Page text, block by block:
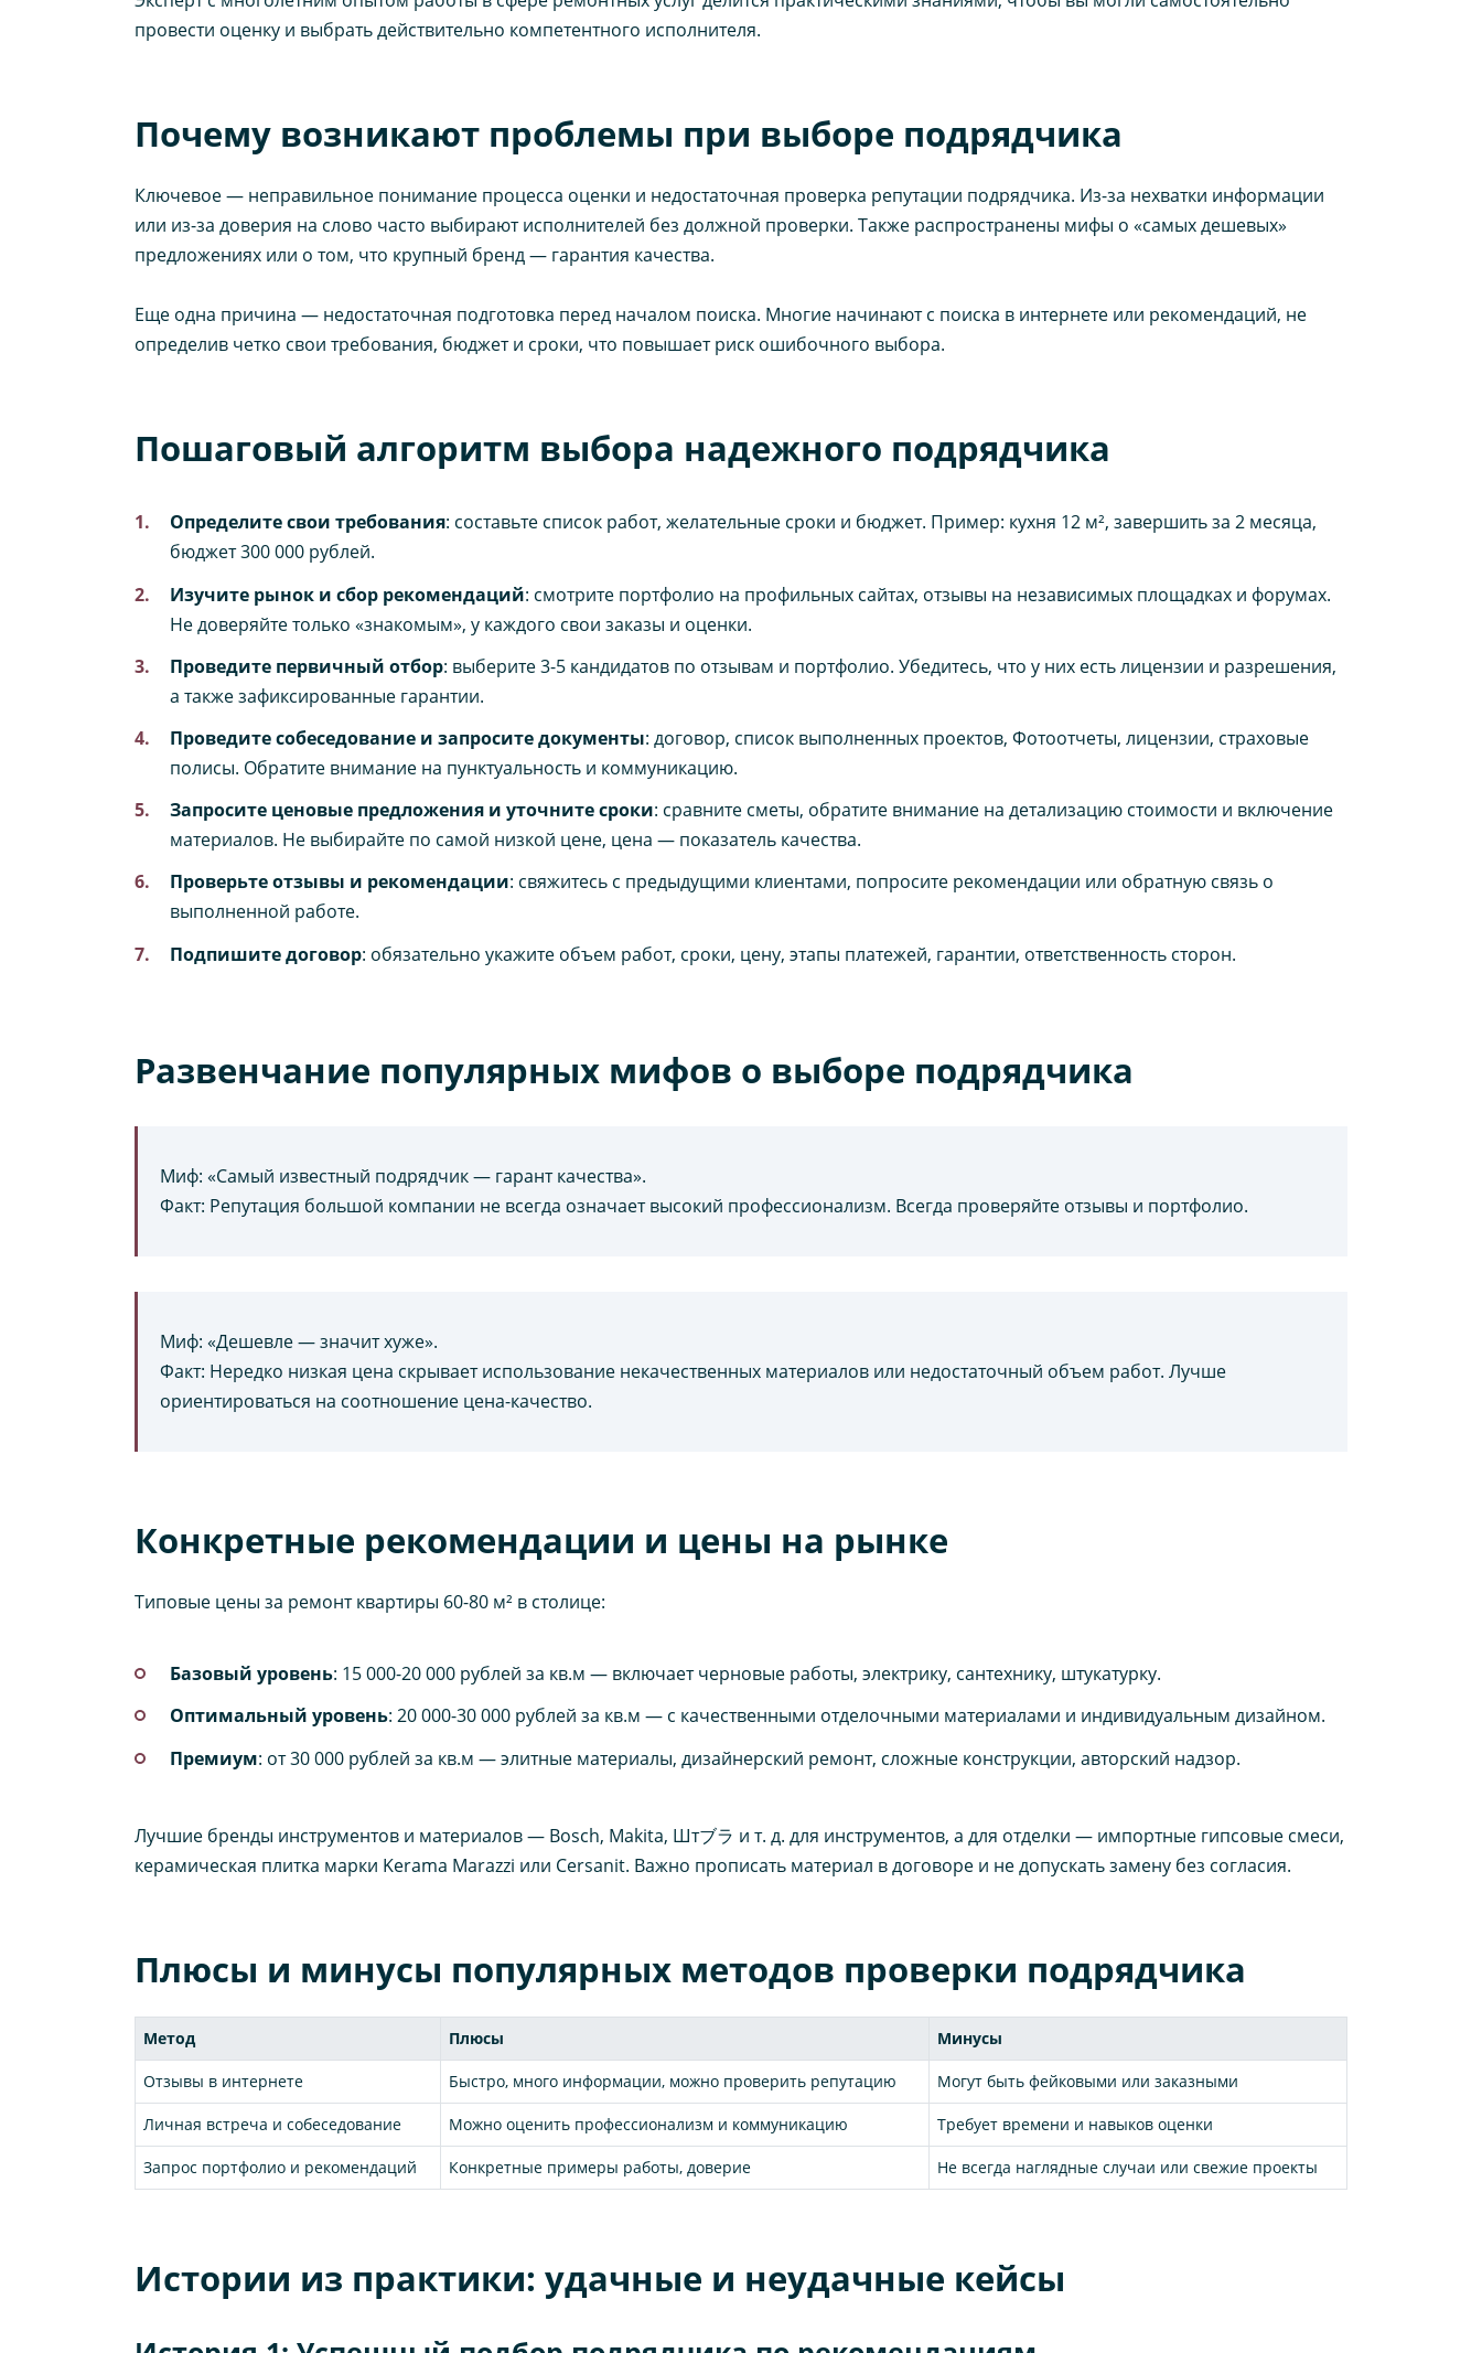
провести оценку и выбрать действительно компетентного исполнителя.
Почему возникают проблемы при выборе подрядчика
Ключевое — неправильное понимание процесса оценки и недостаточная проверка репутации подрядчика. Из-за нехватки информации
или из-за доверия на слово часто выбирают исполнителей без должной проверки. Также распространены мифы о «самых дешевых»
предложениях или о том, что крупный бренд — гарантия качества.
Еще одна причина — недостаточная подготовка перед началом поиска. Многие начинают с поиска в интернете или рекомендаций, не
определив четко свои требования, бюджет и сроки, что повышает риск ошибочного выбора.
Пошаговый алгоритм выбора надежного подрядчика
Определите свои требования: составьте список работ, желательные сроки и бюджет. Пример: кухня 12 м², завершить за 2 месяца,
бюджет 300 000 рублей.
Изучите рынок и сбор рекомендаций: смотрите портфолио на профильных сайтах, отзывы на независимых площадках и форумах.
Не доверяйте только «знакомым», у каждого свои заказы и оценки.
Проведите первичный отбор: выберите 3-5 кандидатов по отзывам и портфолио. Убедитесь, что у них есть лицензии и разрешения,
а также зафиксированные гарантии.
Проведите собеседование и запросите документы: договор, список выполненных проектов, Фотоотчеты, лицензии, страховые
полисы. Обратите внимание на пунктуальность и коммуникацию.
Запросите ценовые предложения и уточните сроки: сравните сметы, обратите внимание на детализацию стоимости и включение
материалов. Не выбирайте по самой низкой цене, цена — показатель качества.
Проверьте отзывы и рекомендации: свяжитесь с предыдущими клиентами, попросите рекомендации или обратную связь о
выполненной работе.
Подпишите договор: обязательно укажите объем работ, сроки, цену, этапы платежей, гарантии, ответственность сторон.
Развенчание популярных мифов о выборе подрядчика
Миф: «Самый известный подрядчик — гарант качества».
Факт: Репутация большой компании не всегда означает высокий профессионализм. Всегда проверяйте отзывы и портфолио.
Миф: «Дешевле — значит хуже».
Факт: Нередко низкая цена скрывает использование некачественных материалов или недостаточный объем работ. Лучше
ориентироваться на соотношение цена-качество.
Конкретные рекомендации и цены на рынке
Типовые цены за ремонт квартиры 60-80 м² в столице:
Базовый уровень: 15 000-20 000 рублей за кв.м — включает черновые работы, электрику, сантехнику, штукатурку.
Оптимальный уровень: 20 000-30 000 рублей за кв.м — с качественными отделочными материалами и индивидуальным дизайном.
Премиум: от 30 000 рублей за кв.м — элитные материалы, дизайнерский ремонт, сложные конструкции, авторский надзор.
Лучшие бренды инструментов и материалов — Bosch, Makita, Штブラ и т. д. для инструментов, а для отделки — импортные гипсовые смеси,
керамическая плитка марки Kerama Marazzi или Cersanit. Важно прописать материал в договоре и не допускать замену без согласия.
Плюсы и минусы популярных методов проверки подрядчика
Метод Плюсы Минусы
Отзывы в интернете Быстро, много информации, можно проверить репутацию Могут быть фейковыми или заказными
Личная встреча и собеседование Можно оценить профессионализм и коммуникацию Требует времени и навыков оценки
Запрос портфолио и рекомендаций Конкретные примеры работы, доверие Не всегда наглядные случаи или свежие проекты
Истории из практики: удачные и неудачные кейсы